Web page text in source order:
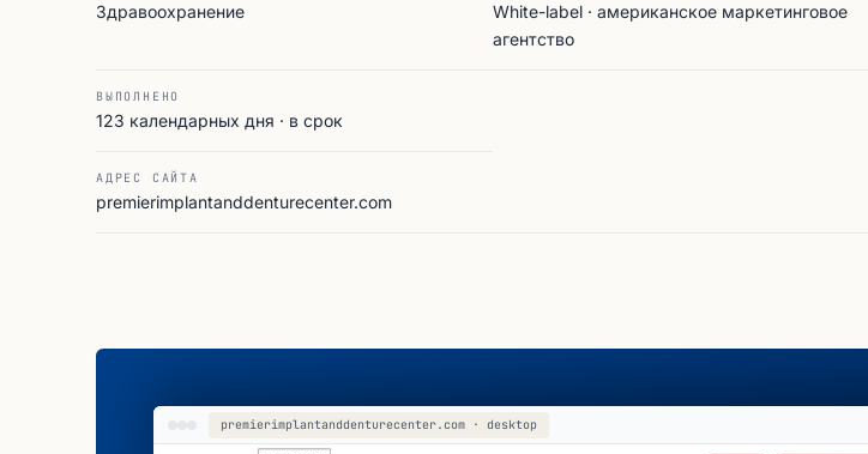
Здравоохранение
White-label · американское маркетинговое
агентство
ВЫПОЛНЕНО
123 календарных дня · в срок
АДРЕС САЙТА
premierimplantanddenturecenter.com
premierimplantanddenturecenter.com · desktop